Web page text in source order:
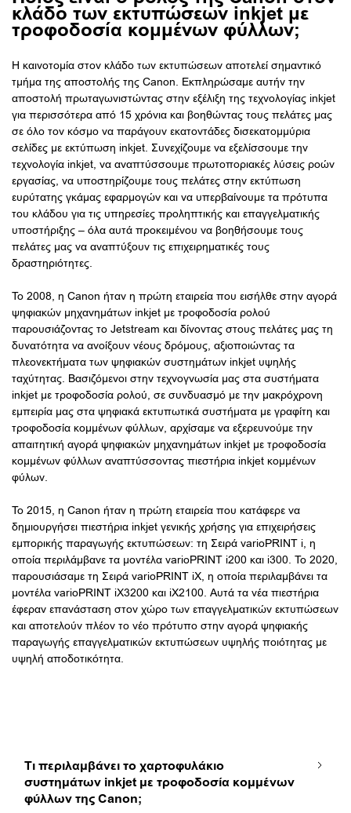
κλάδο των εκτυπώσεων inkjet με
τροφοδοσία κομμένων φύλλων;
Η καινοτομία στον κλάδο των εκτυπώσεων αποτελεί σημαντικό
τμήμα της αποστολής της Canon. Εκπληρώσαμε αυτήν την
αποστολή πρωταγωνιστώντας στην εξέλιξη της τεχνολογίας inkjet
για περισσότερα από 15 χρόνια και βοηθώντας τους πελάτες μας
σε όλο τον κόσμο να παράγουν εκατοντάδες δισεκατομμύρια
σελίδες με εκτύπωση inkjet. Συνεχίζουμε να εξελίσσουμε την
τεχνολογία inkjet, να αναπτύσσουμε πρωτοποριακές λύσεις ροών
εργασίας, να υποστηρίζουμε τους πελάτες στην εκτύπωση
ευρύτατης γκάμας εφαρμογών και να υπερβαίνουμε τα πρότυπα
του κλάδου για τις υπηρεσίες προληπτικής και επαγγελματικής
υποστήριξης – όλα αυτά προκειμένου να βοηθήσουμε τους
πελάτες μας να αναπτύξουν τις επιχειρηματικές τους
δραστηριότητες.
Το 2008, η Canon ήταν η πρώτη εταιρεία που εισήλθε στην αγορά
ψηφιακών μηχανημάτων inkjet με τροφοδοσία ρολού
παρουσιάζοντας το Jetstream και δίνοντας στους πελάτες μας τη
δυνατότητα να ανοίξουν νέους δρόμους, αξιοποιώντας τα
πλεονεκτήματα των ψηφιακών συστημάτων inkjet υψηλής
ταχύτητας. Βασιζόμενοι στην τεχνογνωσία μας στα συστήματα
inkjet με τροφοδοσία ρολού, σε συνδυασμό με την μακρόχρονη
εμπειρία μας στα ψηφιακά εκτυπωτικά συστήματα με γραφίτη και
τροφοδοσία κομμένων φύλλων, αρχίσαμε να εξερευνούμε την
απαιτητική αγορά ψηφιακών μηχανημάτων inkjet με τροφοδοσία
κομμένων φύλλων αναπτύσσοντας πιεστήρια inkjet κομμένων
φύλων.
Το 2015, η Canon ήταν η πρώτη εταιρεία που κατάφερε να
δημιουργήσει πιεστήρια inkjet γενικής χρήσης για επιχειρήσεις
εμπορικής παραγωγής εκτυπώσεων: τη Σειρά varioPRINT i, η
οποία περιλάμβανε τα μοντέλα varioPRINT i200 και i300. Το 2020,
παρουσιάσαμε τη Σειρά varioPRINT iX, η οποία περιλαμβάνει τα
μοντέλα varioPRINT iX3200 και iX2100. Αυτά τα νέα πιεστήρια
έφεραν επανάσταση στον χώρο των επαγγελματικών εκτυπώσεων
και αποτελούν πλέον το νέο πρότυπο στην αγορά ψηφιακής
παραγωγής επαγγελματικών εκτυπώσεων υψηλής ποιότητας με
υψηλή αποδοτικότητα.
Τι περιλαμβάνει το χαρτοφυλάκιο
συστημάτων inkjet με τροφοδοσία κομμένων
φύλλων της Canon;